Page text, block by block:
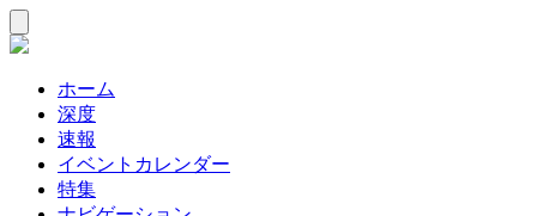
ホーム
深度
速報
イベントカレンダー
特集